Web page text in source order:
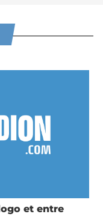
: Etienne